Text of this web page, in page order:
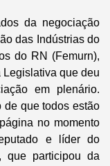
da negociação
das Indústrias do
do RN (Femurn),
que deu
em plenário.
de que todos estão
no momento
e líder do
que participou da